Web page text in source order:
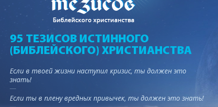
95 ТЕЗИСОВ ИСТИННОГО
(БИБЛЕЙСКОГО) ХРИСТИАНСТВА
Если в твоей жизни наступил кризис, ты должен это
знать!
Если ты в плену вредных привычек, ты должен это знать!